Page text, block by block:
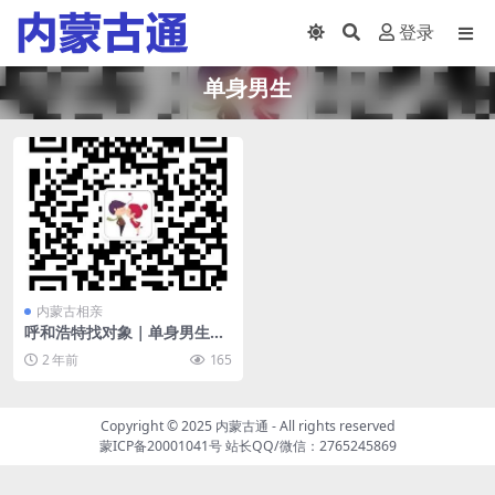
登录
单身男生
内蒙古相亲
呼和浩特找对象｜单身男生征
婚 92年 对另一半的要求：工
作在呼市 性格温柔 情绪稳定
2 年前 165
Copyright © 2025 内蒙古通 - All rights reserved
蒙ICP备20001041号站长QQ/微信：2765245869